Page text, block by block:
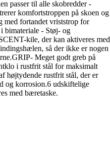
passer til alle skobredder -
komfortstroppen på skoen og
med fortandet vriststrop for
bimateriale - Støj- og
kile, der kan aktiveres med
så der ikke er nogen
Meget godt greb på
i rustfrit stål for maksimalt
højtydende rustfrit stål, der er
og korrosion.6 udskiftelige
med bæretaske.